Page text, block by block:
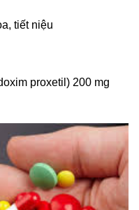
tiết niệu
proxetil) 200 mg